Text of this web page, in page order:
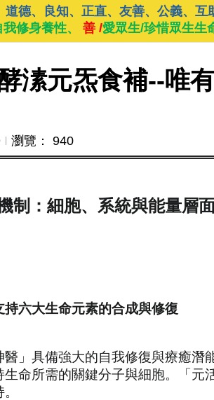
道德、良知、正直、友善、公義、互
修身養性、 善 /愛眾生/珍惜眾生生
溸元炁食補--唯
Ι 瀏覽： 940
制：細胞、系統與能量層
六大生命元素的合成與修復
」具備強大的自我修復與療癒潛
命所需的關鍵分子與細胞。「